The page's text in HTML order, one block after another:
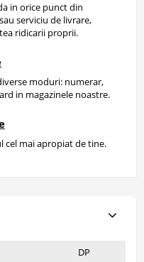
in orice punct din
serviciu de livrare,
ridicarii proprii.
moduri: numerar,
in magazinele noastre.
cel mai apropiat de tine.
DP